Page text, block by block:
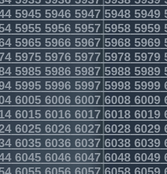
59455946594759485949
59555956595759585959
59655966596759685969
59755976597759785979
59855986598759885989
59955996599759985999
60056006600760086009
60156016601760186019
60256026602760286029
60356036603760386039
60456046604760486049